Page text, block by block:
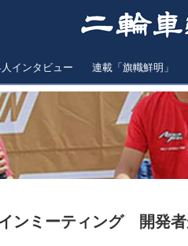
インタビュー 連載「旗幟鮮明」
ンミーティング 開発者